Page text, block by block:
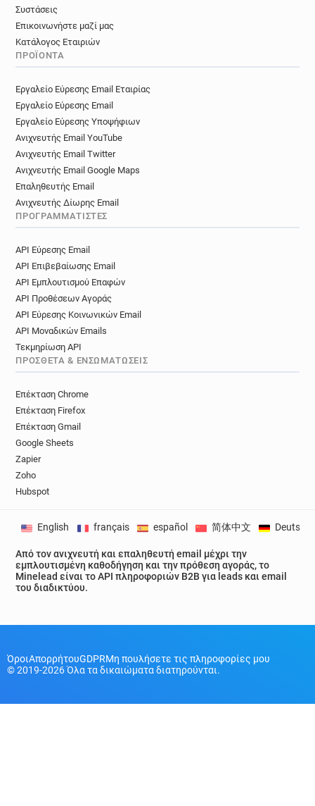
Συστάσεις
Επικοινωνήστε μαζί μας
Κατάλογος Εταιριών
ΠΡΟΪΌΝΤΑ
Εργαλείο Εύρεσης Email Εταιρίας
Εργαλείο Εύρεσης Email
Εργαλείο Εύρεσης Υποψήφιων
Ανιχνευτής Email YouTube
Ανιχνευτής Email Twitter
Ανιχνευτής Email Google Maps
Επαληθευτής Email
Ανιχνευτής Δίωρης Email
ΠΡΟΓΡΑΜΜΑΤΙΣΤΈΣ
API Εύρεσης Email
API Επιβεβαίωσης Email
API Εμπλουτισμού Επαφών
API Προθέσεων Αγοράς
API Εύρεσης Κοινωνικών Email
API Μοναδικών Emails
Τεκμηρίωση API
ΠΡΌΣΘΕΤΑ & ΕΝΣΩΜΑΤΏΣΕΙΣ
Επέκταση Chrome
Επέκταση Firefox
Επέκταση Gmail
Google Sheets
Zapier
Zoho
Hubspot
Από τον ανιχνευτή και επαληθευτή email μέχρι την
εμπλουτισμένη καθοδήγηση και την πρόθεση αγοράς, το
Minelead είναι το API πληροφοριών B2B για leads και email
του διαδικτύου.
English français español 简体中文 Deutsch
ΌροιΑπορρήτουGDPRΜη πουλήσετε τις πληροφορίες μου
© 2019-2026 Όλα τα δικαιώματα διατηρούνται.